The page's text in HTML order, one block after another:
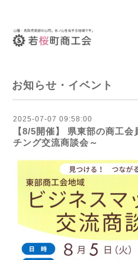
お知らせ・イベント
2025-07-07 09:58:00
【8/5開催】 県東部の商工
チング交流商談会～